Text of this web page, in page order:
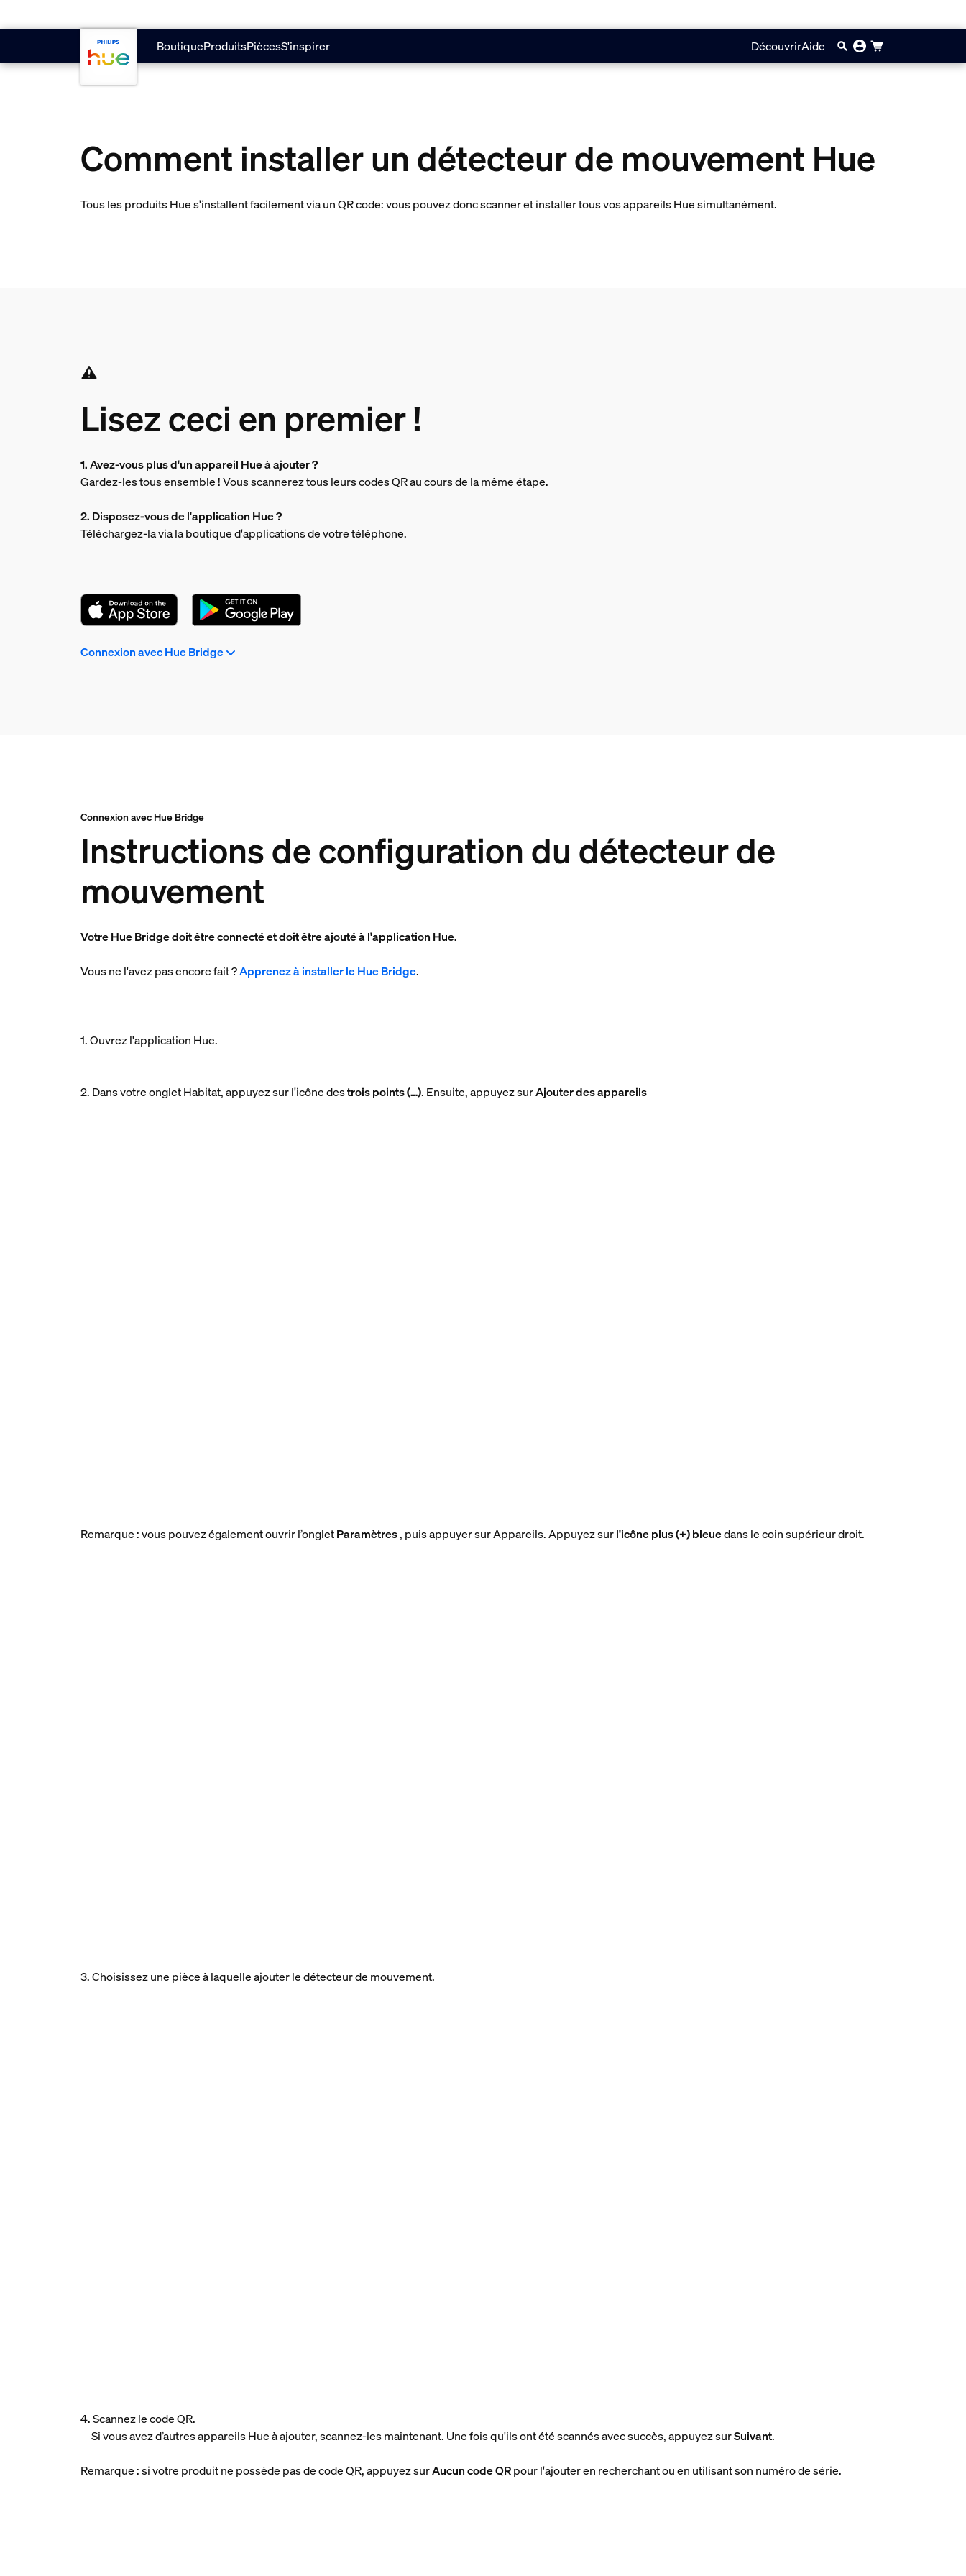
BoutiqueProduitsPiècesS'inspirer DécouvrirAide
Comment installer un détecteur de mouvement Hue
Tous les produits Hue s'installent facilement via un QR code: vous pouvez donc scanner et installer tous vos appareils Hue simultanément.
Lisez ceci en premier !
1. Avez-vous plus d'un appareil Hue à ajouter ?
Gardez-les tous ensemble ! Vous scannerez tous leurs codes QR au cours de la même étape.
2. Disposez-vous de l'application Hue ?
Téléchargez-la via la boutique d'applications de votre téléphone.
Connexion avec Hue Bridge
Connexion avec Hue Bridge
Instructions de configuration du détecteur de
mouvement
Votre Hue Bridge doit être connecté et doit être ajouté à l'application Hue.
Vous ne l'avez pas encore fait ?Apprenez à installer le Hue Bridge.
1. Ouvrez l'application Hue.
2. Dans votre onglet Habitat, appuyez sur l'icône destrois points (…). Ensuite, appuyez surAjouter des appareils
Remarque : vous pouvez également ouvrir l’ongletParamètres, puis appuyer sur Appareils. Appuyez surl'icône plus (+) bleuedans le coin supérieur droit.
3. Choisissez une pièce à laquelle ajouter le détecteur de mouvement.
4. Scannez le code QR.
Si vous avez d’autres appareils Hue à ajouter, scannez-les maintenant. Une fois qu'ils ont été scannés avec succès, appuyez surSuivant.
Remarque : si votre produit ne possède pas de code QR, appuyez surAucun code QRpour l'ajouter en recherchant ou en utilisant son numéro de série.